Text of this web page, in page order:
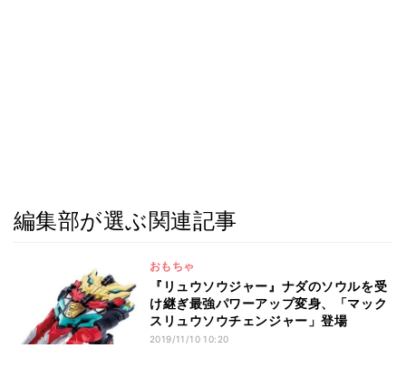
編集部が選ぶ関連記事
おもちゃ
『リュウソウジャー』ナダのソウルを受
け継ぎ最強パワーアップ変身、「マック
スリュウソウチェンジャー」登場
2019/11/10 10:20